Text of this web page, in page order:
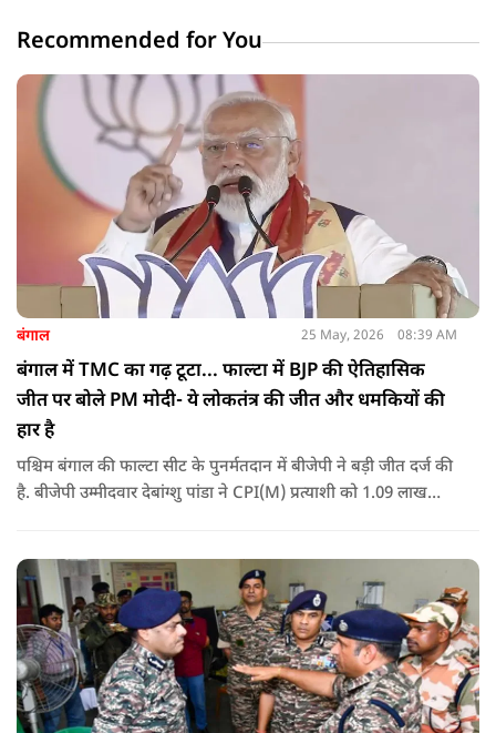
Recommended for You
बंगाल 25 May, 2026 08:39 AM
बंगाल में TMC का गढ़ टूटा... फाल्टा में BJP की ऐतिहासिक
जीत पर बोले PM मोदी- ये लोकतंत्र की जीत और धमकियों की
हार है
पश्चिम बंगाल की फाल्टा सीट के पुनर्मतदान में बीजेपी ने बड़ी जीत दर्ज की
है. बीजेपी उम्मीदवार देबांग्शु पांडा ने CPI(M) प्रत्याशी को 1.09 लाख